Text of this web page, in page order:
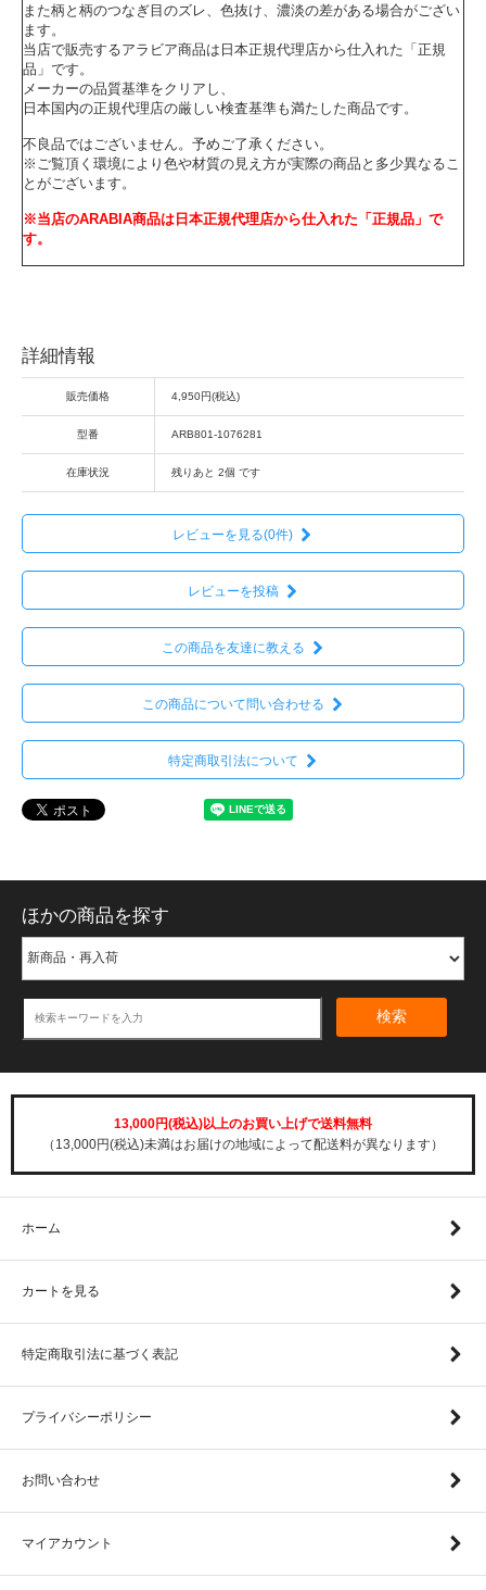
また柄と柄のつなぎ目のズレ、色抜け、濃淡の差がある場合がござい
ます。
当店で販売するアラビア商品は日本正規代理店から仕入れた「正規
品」です。
メーカーの品質基準をクリアし、
日本国内の正規代理店の厳しい検査基準も満たした商品です。
不良品ではございません。予めご了承ください。
※ご覧頂く環境により色や材質の見え方が実際の商品と多少異なるこ
とがございます。
※当店のARABIA商品は日本正規代理店から仕入れた「正規品」で
す。
詳細情報
販売価格 4,950円(税込)
型番 ARB801-1076281
在庫状況 残りあと 2個 です
レビューを見る(0件)
レビューを投稿
この商品を友達に教える
この商品について問い合わせる
特定商取引法について
ほかの商品を探す
検索
13,000円(税込)以上のお買い上げで送料無料
（13,000円(税込)未満はお届けの地域によって配送料が異なります）
ホーム
カートを見る
特定商取引法に基づく表記
プライバシーポリシー
お問い合わせ
マイアカウント